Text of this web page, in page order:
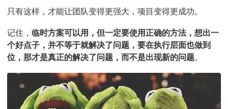
只有这样，才能让团队变得更强大，项目变得更成功。
记住， 临时方案可以用，但一定要使用正确的方法，想出一
个好点子，并不等于就解决了问题，要在执行层面也做到
位，那才是真正的解决了问题，而不是出现新的问题。